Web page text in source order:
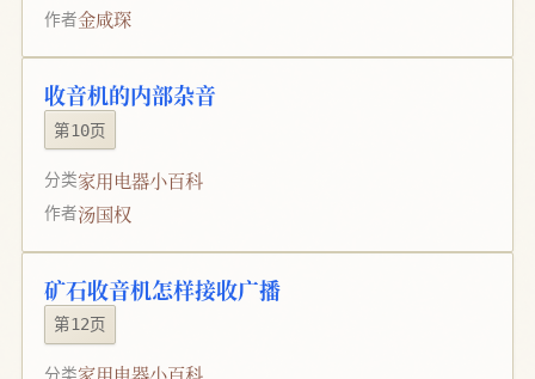
作者金咸琛
收音机的内部杂音
第10页
分类家用电器小百科
作者汤国权
矿石收音机怎样接收广播
第12页
分类家用电器小百科